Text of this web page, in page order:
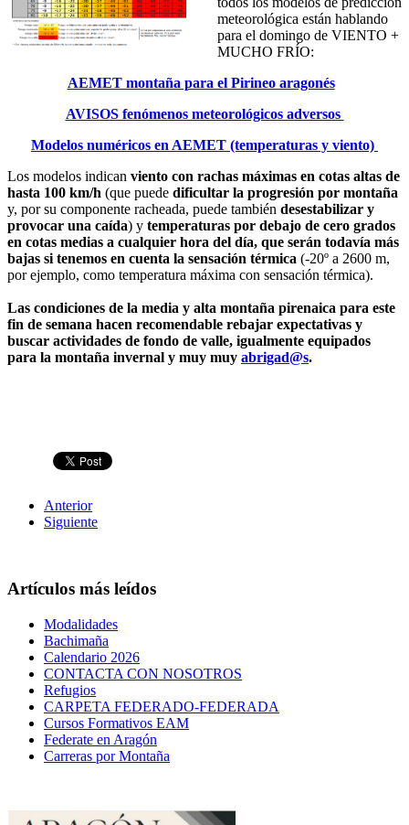
meteorológica están hablando
para el domingo de VIENTO +
MUCHO FRÍO:
AEMET montaña para el Pirineo aragonés
AVISOS fenómenos meteorológicos adversos
Modelos numéricos en AEMET (temperaturas y viento)
Los modelos indican viento con rachas máximas en cotas altas de
hasta 100 km/h (que puede dificultar la progresión por montaña
y, por su componente racheada, puede también desestabilizar y
provocar una caída) y temperaturas por debajo de cero grados
en cotas medias a cualquier hora del día, que serán todavía más
bajas si tenemos en cuenta la sensación térmica (-20º a 2600 m,
por ejemplo, como temperatura máxima con sensación térmica).
Las condiciones de la media y alta montaña pirenaica para este
fin de semana hacen recomendable rebajar expectativas y
buscar actividades de fondo de valle, igualmente equipados
para la montaña invernal y muy muy abrigad@s.
Anterior
Siguiente
Artículos más leídos
Modalidades
Bachimaña
Calendario 2026
CONTACTA CON NOSOTROS
Refugios
CARPETA FEDERADO-FEDERADA
Cursos Formativos EAM
Federate en Aragón
Carreras por Montaña